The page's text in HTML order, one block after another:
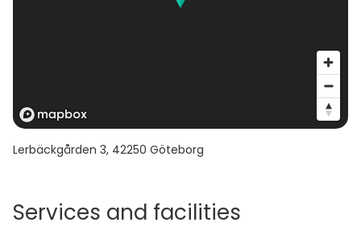
Lerbäckgården 3, 42250 Göteborg
Services and facilities